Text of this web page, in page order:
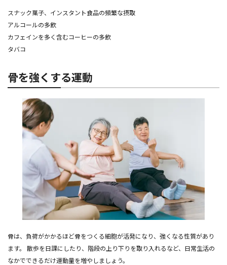
スナック菓子、インスタント食品の頻繁な摂取
アルコールの多飲
カフェインを多く含むコーヒーの多飲
タバコ
骨を強くする運動
骨は、負荷がかかるほど骨をつくる細胞が活発になり、強くなる性質があり
ます。 散歩を日課にしたり、階段の上り下りを取り入れるなど、日常生活の
なかでできるだけ運動量を増やしましょう。